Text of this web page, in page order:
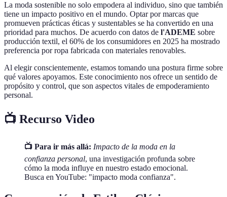
La moda sostenible no solo empodera al individuo, sino que también
tiene un impacto positivo en el mundo. Optar por marcas que
promueven prácticas éticas y sustentables se ha convertido en una
prioridad para muchos. De acuerdo con datos de l'ADEME sobre
producción textil, el 60% de los consumidores en 2025 ha mostrado
preferencia por ropa fabricada con materiales renovables.
Al elegir conscientemente, estamos tomando una postura firme sobre
qué valores apoyamos. Este conocimiento nos ofrece un sentido de
propósito y control, que son aspectos vitales de empoderamiento
personal.
📺 Recurso Video
📺 Para ir más allá: Impacto de la moda en la
confianza personal, una investigación profunda sobre
cómo la moda influye en nuestro estado emocional.
Busca en YouTube: "impacto moda confianza".